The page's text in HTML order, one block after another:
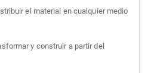
el material en cualquier medio
y construir a partir del